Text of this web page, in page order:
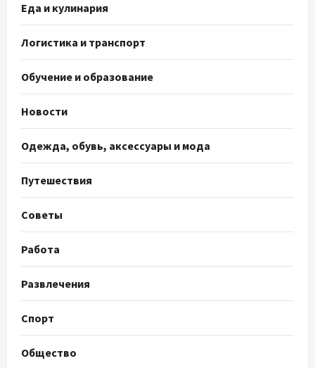
Еда и кулинария
Логистика и транспорт
Обучение и образование
Новости
Одежда, обувь, аксессуары и мода
Путешествия
Советы
Работа
Развлечения
Спорт
Общество